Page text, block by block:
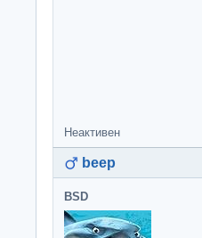
Неактивен
beep
BSD